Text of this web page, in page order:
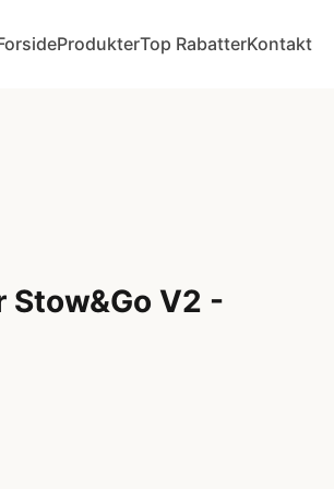
ProdukterTop RabatterKontakt
Stow&Go V2 -